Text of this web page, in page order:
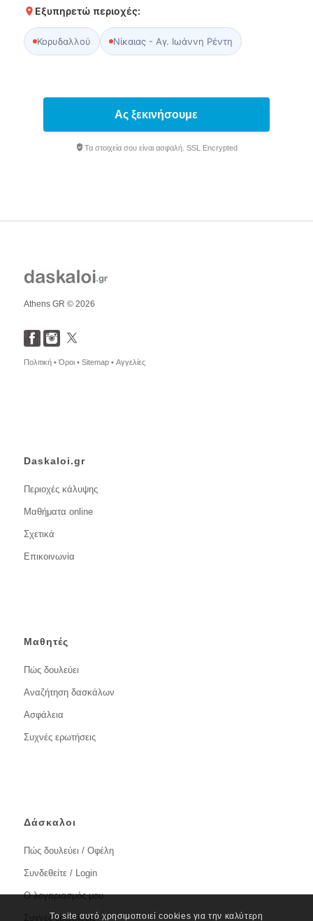
Εξυπηρετώ περιοχές:
Κορυδαλλού Νίκαιας - Αγ. Ιωάννη Ρέντη
Ας ξεκινήσουμε
Τα στοιχεία σου είναι ασφαλή. SSL Encrypted
Athens GR © 2026
Πολιτική •Όροι • Sitemap • Αγγελίες
Daskaloi.gr
Περιοχές κάλυψης
Μαθήματα online
Σχετικά
Επικοινωνία
Μαθητές
Πώς δουλεύει
Αναζήτηση δασκάλων
Ασφάλεια
Συχνές ερωτήσεις
Δάσκαλοι
Πώς δουλεύει / Οφέλη
Συνδεθείτε / Login
Ο λογαριασμός μου
Συχνές ερωτήσεις
Το site αυτό χρησιμοποιεί cookies για την καλύτερη